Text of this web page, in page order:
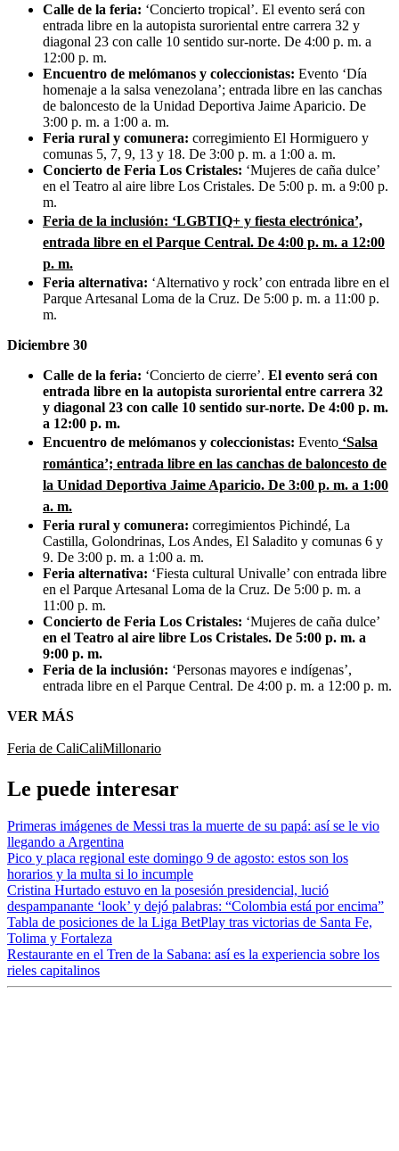
Calle de la feria: ‘Concierto tropical’. El evento será con
entrada libre en la autopista suroriental entre carrera 32 y
diagonal 23 con calle 10 sentido sur-norte. De 4:00 p. m. a
12:00 p. m.
Encuentro de melómanos y coleccionistas: Evento ‘Día
homenaje a la salsa venezolana’; entrada libre en las canchas
de baloncesto de la Unidad Deportiva Jaime Aparicio. De
3:00 p. m. a 1:00 a. m.
Feria rural y comunera: corregimiento El Hormiguero y
comunas 5, 7, 9, 13 y 18. De 3:00 p. m. a 1:00 a. m.
Concierto de Feria Los Cristales: ‘Mujeres de caña dulce’
en el Teatro al aire libre Los Cristales. De 5:00 p. m. a 9:00 p.
m.
Feria de la inclusión: ‘LGBTIQ+ y fiesta electrónica’,
entrada libre en el Parque Central. De 4:00 p. m. a 12:00
p. m.
Feria alternativa: ‘Alternativo y rock’ con entrada libre en el
Parque Artesanal Loma de la Cruz. De 5:00 p. m. a 11:00 p.
m.
Diciembre 30
Calle de la feria: ‘Concierto de cierre’. El evento será con
entrada libre en la autopista suroriental entre carrera 32
y diagonal 23 con calle 10 sentido sur-norte. De 4:00 p. m.
a 12:00 p. m.
Encuentro de melómanos y coleccionistas: Evento ‘Salsa
romántica’; entrada libre en las canchas de baloncesto de
la Unidad Deportiva Jaime Aparicio. De 3:00 p. m. a 1:00
a. m.
Feria rural y comunera: corregimientos Pichindé, La
Castilla, Golondrinas, Los Andes, El Saladito y comunas 6 y
9. De 3:00 p. m. a 1:00 a. m.
Feria alternativa: ‘Fiesta cultural Univalle’ con entrada libre
en el Parque Artesanal Loma de la Cruz. De 5:00 p. m. a
11:00 p. m.
Concierto de Feria Los Cristales: ‘Mujeres de caña dulce’
en el Teatro al aire libre Los Cristales. De 5:00 p. m. a
9:00 p. m.
Feria de la inclusión: ‘Personas mayores e indígenas’,
entrada libre en el Parque Central. De 4:00 p. m. a 12:00 p. m.
VER MÁS
Feria de CaliCaliMillonario
Le puede interesar
Primeras imágenes de Messi tras la muerte de su papá: así se le vio
llegando a Argentina
Pico y placa regional este domingo 9 de agosto: estos son los
horarios y la multa si lo incumple
Cristina Hurtado estuvo en la posesión presidencial, lució
despampanante ‘look’ y dejó palabras: “Colombia está por encima”
Tabla de posiciones de la Liga BetPlay tras victorias de Santa Fe,
Tolima y Fortaleza
Restaurante en el Tren de la Sabana: así es la experiencia sobre los
rieles capitalinos